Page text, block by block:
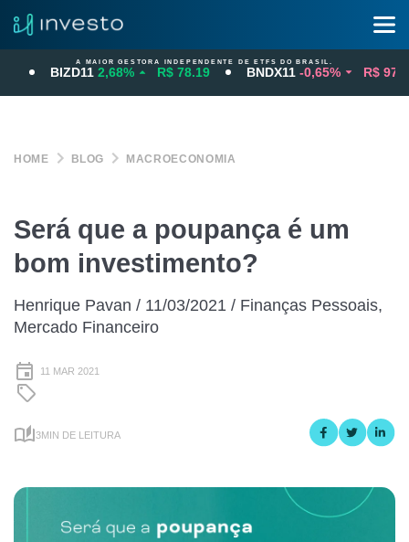
A MAIOR GESTORA INDEPENDENTE DE ETFS DO BRASIL.
BIZD112,68% R$ 78.19 BNDX11-0,65% R$ 97.66
HOME BLOG MACROECONOMIA
Será que a poupança é um
bom investimento?
Henrique Pavan / 11/03/2021 / Finanças Pessoais,
Mercado Financeiro
11 MAR 2021
3MIN DE LEITURA